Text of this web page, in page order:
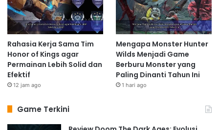
Rahasia Kerja Sama Tim
Honor of Kings agar
Permainan Lebih Solid dan
Efektif
12 jam ago
Mengapa Monster Hunter
Wilds Menjadi Game
Berburu Monster yang
Paling Dinanti Tahun Ini
1 hari ago
Game Terkini